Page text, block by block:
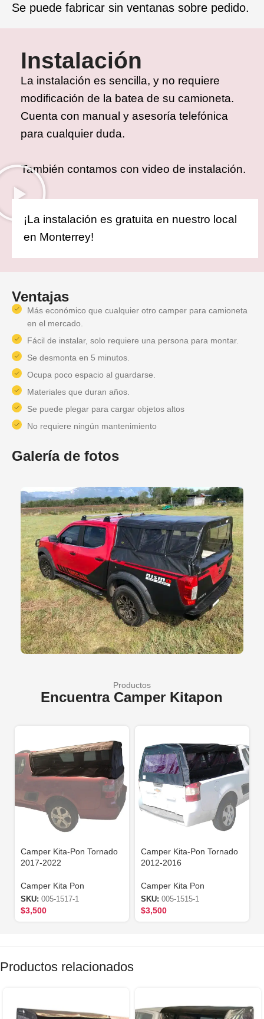
Se puede fabricar sin ventanas sobre pedido.
Instalación
La instalación es sencilla, y no requiere
modificación de la batea de su camioneta.
Cuenta con manual y asesoría telefónica
para cualquier duda.
También contamos con video de instalación.
¡La instalación es gratuita en nuestro local
en Monterrey!
Ventajas
Más económico que cualquier otro camper para camioneta
en el mercado.
Fácil de instalar, solo requiere una persona para montar.
Se desmonta en 5 minutos.
Ocupa poco espacio al guardarse.
Materiales que duran años.
Se puede plegar para cargar objetos altos
No requiere ningún mantenimiento
Galería de fotos
Productos
Encuentra Camper Kitapon
Camper Kita-Pon Tornado
2017-2022
Camper Kita Pon
SKU: 005-1517-1
$3,500
Camper Kita-Pon Tornado
2012-2016
Camper Kita Pon
SKU: 005-1515-1
$3,500
Productos relacionados